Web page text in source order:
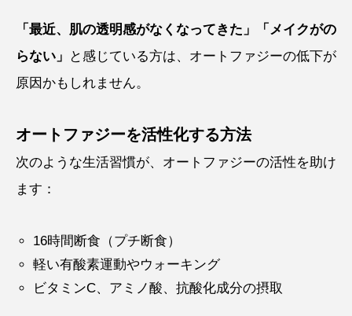
「最近、肌の透明感がなくなってきた」「メイクがの
らない」
と感じている方は、オートファジーの低下が
原因かもしれません。
オートファジーを活性化する方法
次のような生活習慣が、オートファジーの活性を助け
ます：
16時間断食（プチ断食）
軽い有酸素運動やウォーキング
ビタミンC、アミノ酸、抗酸化成分の摂取